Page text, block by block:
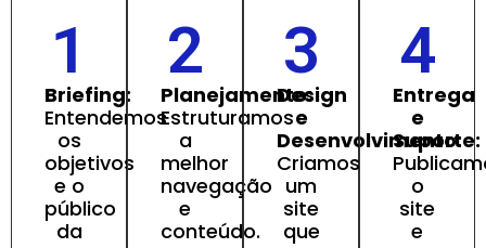
1
Briefing:
Entendemos
os
objetivos
e o
público
da
2
Planejamento:
Estruturamos
a
melhor
navegação
e
conteúdo.
3
Design
e
Desenvolvimento:
Criamos
um
site
que
4
Entrega
e
Suporte:
o
site
e